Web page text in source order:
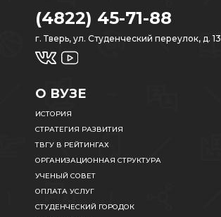
(4822) 45-71-88
г. Тверь, ул. Студенческий переулок, д. 13
О ВУЗЕ
ИСТОРИЯ
СТРАТЕГИЯ РАЗВИТИЯ
ТВГУ В РЕЙТИНГАХ
ОРГАНИЗАЦИОННАЯ СТРУКТУРА
УЧЕНЫЙ СОВЕТ
ОПЛАТА УСЛУГ
СТУДЕНЧЕСКИЙ ГОРОДОК